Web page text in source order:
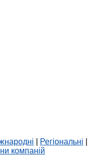
Регіональні
компаній